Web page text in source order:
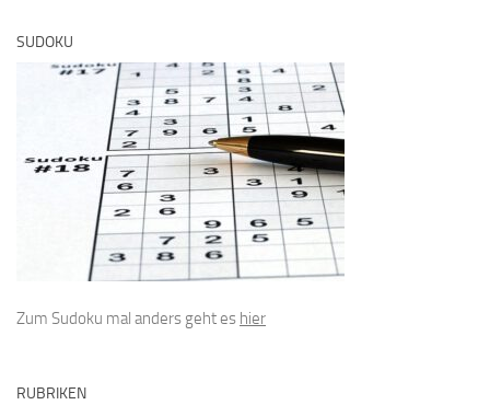
SUDOKU
Zum Sudoku mal anders geht es hier
RUBRIKEN